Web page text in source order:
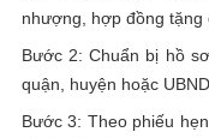
nhượng, hợp đồng tặng
Bước 2: Chuẩn bị hồ
quận, huyện hoặc
Bước 3: Theo phiếu